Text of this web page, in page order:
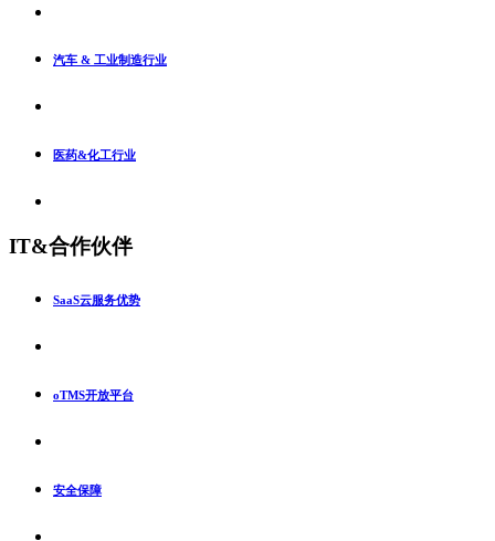
汽车 & 工业制造行业
医药&化工行业
IT&合作伙伴
SaaS云服务优势
oTMS开放平台
安全保障